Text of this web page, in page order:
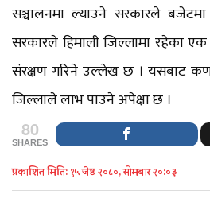
सञ्चालनमा ल्याउने सरकारले
सरकारले हिमाली जिल्लामा रहेका
संरक्षण गरिने उल्लेख छ । यसबाट
जिल्लाले लाभ पाउने अपेक्षा छ ।
80
SHARES
प्रकाशित मिति: १५ जेष्ठ २०८०, सोमबार २०:०३